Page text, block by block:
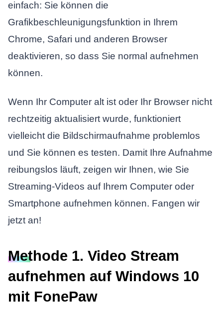
einfach: Sie können die
Grafikbeschleunigungsfunktion in Ihrem
Chrome, Safari und anderen Browser
deaktivieren, so dass Sie normal aufnehmen
können.
Wenn Ihr Computer alt ist oder Ihr Browser nicht
rechtzeitig aktualisiert wurde, funktioniert
vielleicht die Bildschirmaufnahme problemlos
und Sie können es testen. Damit Ihre Aufnahme
reibungslos läuft, zeigen wir Ihnen, wie Sie
Streaming-Videos auf Ihrem Computer oder
Smartphone aufnehmen können. Fangen wir
jetzt an!
Methode 1. Video Stream
aufnehmen auf Windows 10
mit FonePaw